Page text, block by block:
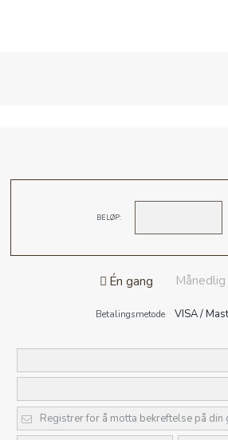
BELØP:
Én gang Månedlig
Betalingsmetode VISA /